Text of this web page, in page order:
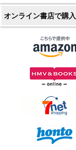
オンライン書店で購